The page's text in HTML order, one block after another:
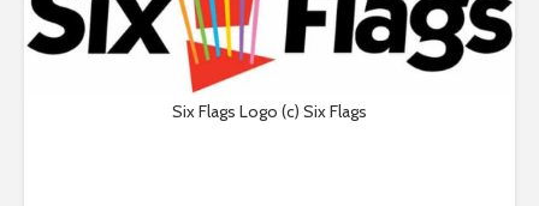
Six Flags Logo (c) Six Flags